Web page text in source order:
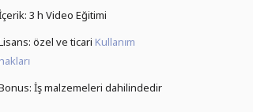
3 h Video Eğitimi
özel ve ticari Kullanım
hakları
İş malzemeleri dahilindedir